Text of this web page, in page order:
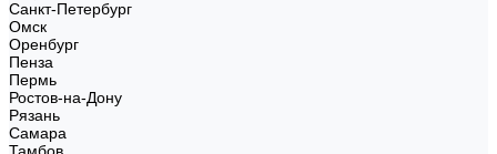
Санкт-Петербург
Омск
Оренбург
Пенза
Пермь
Ростов-на-Дону
Рязань
Самара